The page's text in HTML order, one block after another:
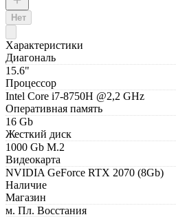
Нет
Характеристики
Диагональ
15.6"
Процессор
Intel Core i7-8750H @2,2 GHz
Оперативная память
16 Gb
Жесткий диск
1000 Gb M.2
Видеокарта
NVIDIA GeForce RTX 2070 (8Gb)
Наличие
Магазин
м. Пл. Восстания